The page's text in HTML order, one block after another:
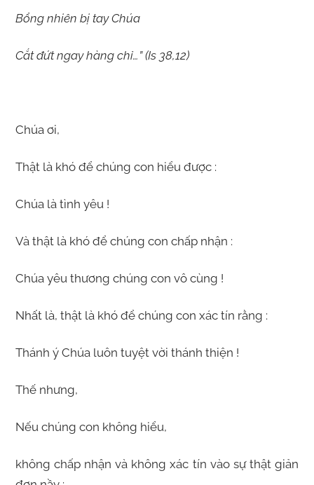
Bổng nhiên bị tay Chúa
Cắt đứt ngay hàng chỉ…” (Is 38,12)
Chúa ơi,
Thật là khó để chúng con hiểu được :
Chúa là tình yêu !
Và thật là khó để chúng con chấp nhận :
Chúa yêu thương chúng con vô cùng !
Nhất là, thật là khó để chúng con xác tín rằng :
Thánh ý Chúa luôn tuyệt vời thánh thiện !
Thế nhưng,
Nếu chúng con không hiểu,
không chấp nhận và không xác tín vào sự thật giản